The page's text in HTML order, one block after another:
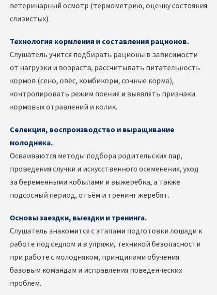
ветеринарный осмотр (термометрию, оценку состояния
слизистых).
Технология кормления и составления рационов.
Слушатель учится подбирать рационы в зависимости
от нагрузки и возраста, рассчитывать питательность
кормов (сено, овёс, комбикорм, сочные корма),
контролировать режим поения и выявлять признаки
кормовых отравлений и колик.
Селекция, воспроизводство и выращивание
молодняка.
Осваиваются методы подбора родительских пар,
проведения случки и искусственного осеменения, уход
за беременными кобылами и выжеребка, а также
подсосный период, отъём и тренинг жеребят.
Основы заездки, выездки и тренинга.
Слушатель знакомится с этапами подготовки лошади к
работе под седлом и в упряжи, техникой безопасности
при работе с молодняком, принципами обучения
базовым командам и исправления поведенческих
проблем.